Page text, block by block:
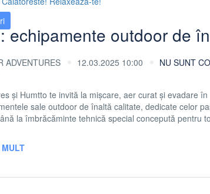
echipamente outdoor de
ADVENTURES 12.03.2025 10:00 NU SUNT
și Humtto te invită la mișcare, aer curat și evadare
sale outdoor de înaltă calitate, dedicate celor
la îmbrăcăminte tehnică special concepută pentru